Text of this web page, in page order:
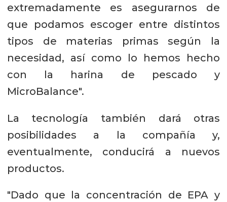
extremadamente es asegurarnos de
que podamos escoger entre distintos
tipos de materias primas según la
necesidad, así como lo hemos hecho
con la harina de pescado y
MicroBalance".
La tecnología también dará otras
posibilidades a la compañía y,
eventualmente, conducirá a nuevos
productos.
"Dado que la concentración de EPA y